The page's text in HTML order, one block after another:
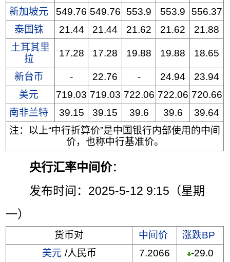
新加坡元
549.76 549.76 553.9 553.9
556.37
泰国铢
21.44 21.44 21.62 21.62
21.88
土耳其里
拉
17.28 17.28 19.88 19.88 18.65
新台币 - 22.76 - 24.94
23.94
美元
719.03 719.03 722.06 722.06 720.66
南非兰特
39.15 39.15 39.6 39.6
39.64
注：以上“中行折算价”是中国银行内部使用的中间
价，也称中行基准价。
央行汇率中间价：
发布时间：2025-5-12 9:15（星期
一）
货币对 中间价
涨跌BP
美元 /人民币 7.2066
-29.0